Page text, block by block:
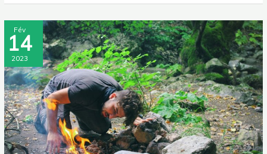
Fév
14
2023
Comment
constituer
son
kit
de
survie
?